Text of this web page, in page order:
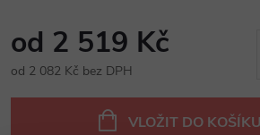
od 2 519 Kč
od 2 082 Kč bez DPH
VLOŽIT DO KOŠÍKU